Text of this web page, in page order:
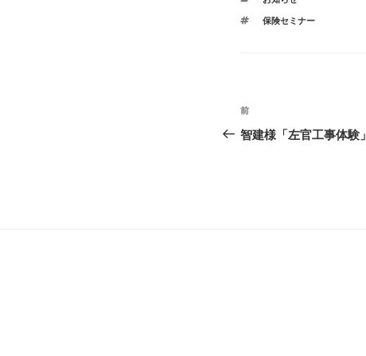
ゴ
タ
保険セミナー
投
稿
過
去
前
智建様「左官工事体験」